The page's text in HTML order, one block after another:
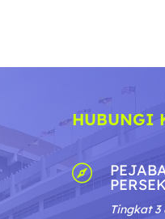
HUBUNGI

Tingkat 3